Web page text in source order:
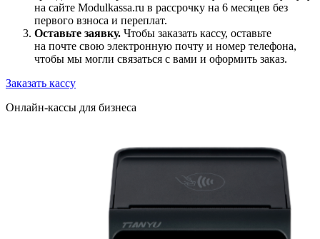
на сайте Modulkassa.ru в рассрочку на 6 месяцев без
первого взноса и переплат.
Оставьте заявку. Чтобы заказать кассу, оставьте
на почте свою электронную почту и номер телефона,
чтобы мы могли связаться с вами и оформить заказ.
Заказать кассу
Онлайн-кассы для бизнеса